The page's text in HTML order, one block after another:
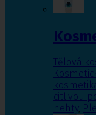
Tělová
citlivou
nehty,